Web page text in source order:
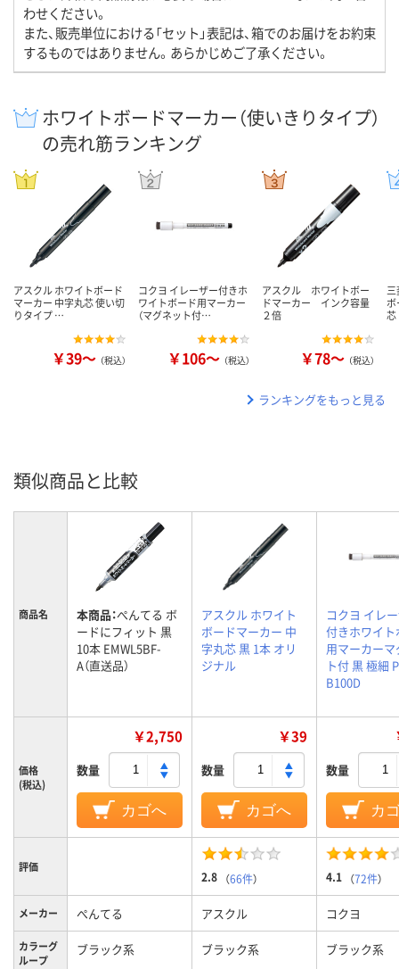
わせください。
また、販売単位における「セット」表記は、箱でのお届けをお約束
するものではありません。あらかじめご了承ください。
ホワイトボードマーカー（使いきりタイプ）
の売れ筋ランキング
アスクル ホワイトボード
マーカー 中字丸芯 使い切
りタイプ …
￥39～ （税込）
コクヨ イレーザー付きホ
ワイトボード用マーカー
（マグネット付…
￥106～ （税込）
アスクル ホワイトボー
ドマーカー インク容量
２倍
￥78～ （税込）
芯
ランキングをもっと見る
類似商品と比較
商品名 本商品：ぺんてる ボ
ードにフィット 黒
10本 EMWL5BF-
A（直送品）
アスクル ホワイト
ボードマーカー 中
字丸芯 黒 1本 オリ
ジナル
コクヨ イレ
付きホワイト
用マーカー
ト付 黒 極細
B100D
価格
(税込)
￥2,750
数量
カゴへ
￥39
数量
カゴへ
数量
カ
評価
2.8 （66件） 4.1 （72件）
メーカー ぺんてる アスクル コクヨ
カラーグ
ループ
ブラック系 ブラック系 ブラック系